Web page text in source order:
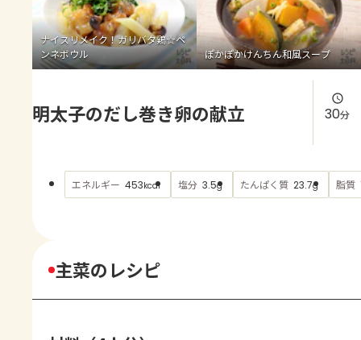
よくあるお問い合わせ
お買い物
AJINOMOTO PARK とは
ナイスリメイク！ガリバタ鶏☆ペ
ンネボウル
ぽかぽかけんちん和風スープ
明太子のだし巻き卵の献立 30分
エネルギー 453kcal 塩分 3.5g たんぱく質 23.7g 脂質
主菜のレシピ